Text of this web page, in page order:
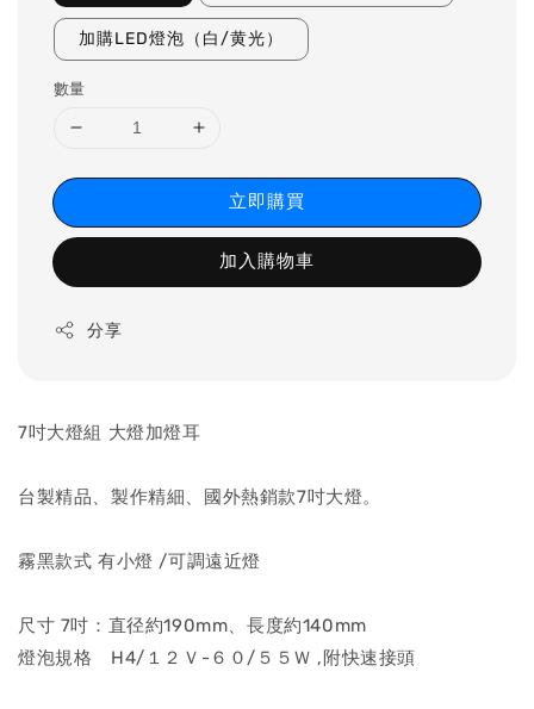
加購LED燈泡（白/黄光）
數量
立即購買
加入購物車
分享
7吋大燈組 大燈加燈耳
台製精品、製作精細、國外熱銷款7吋大燈。
霧黑款式 有小燈 /可調遠近燈
尺寸 7吋：直径約190mm、長度約140mm
燈泡規格 H4/１２Ｖ-６０/５５Ｗ ,附快速接頭